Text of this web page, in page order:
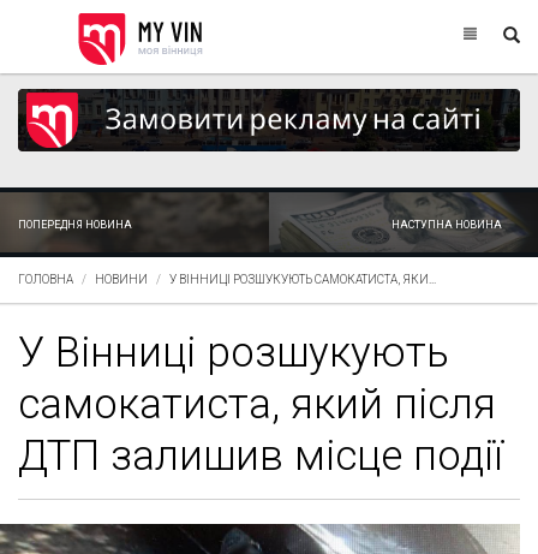
ПОПЕРЕДНЯ НОВИНА НАСТУПНА НОВИНА
ГОЛОВНА НОВИНИ У ВІННИЦІ РОЗШУКУЮТЬ САМОКАТИСТА, ЯКИ...
У Вінниці розшукують
самокатиста, який після
ДТП залишив місце події